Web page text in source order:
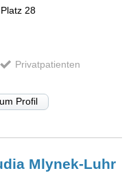
28
Privatpatienten
Profil
Mlynek-Luhr